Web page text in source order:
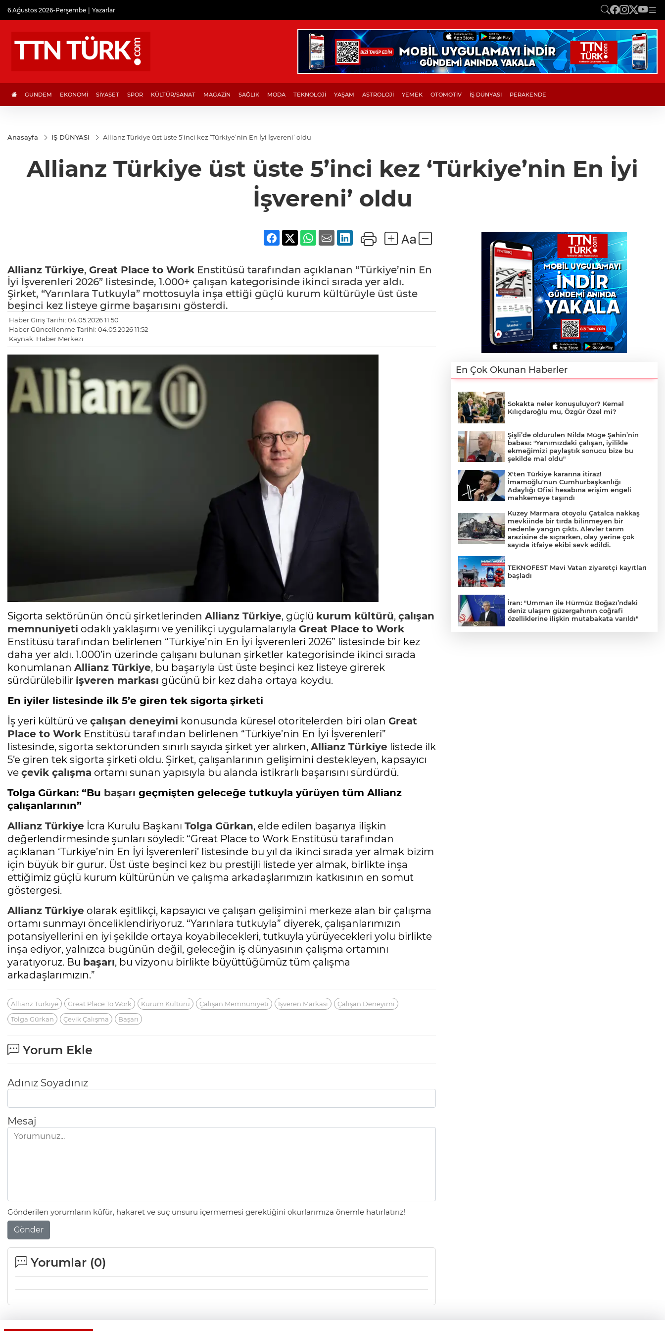
6 Ağustos 2026-Perşembe Yazarlar
GÜNDEM EKONOMİ SİYASET SPOR KÜLTÜR/SANAT MAGAZİN SAĞLIK MODA TEKNOLOJİ YAŞAM ASTROLOJİ YEMEK OTOMOTİV İŞ DÜNYASI PERAKENDE
Anasayfa İŞ DÜNYASI Allianz Türkiye üst üste 5’inci kez ‘Türkiye’nin En İyi İşvereni’ oldu
Allianz Türkiye üst üste 5’inci kez ‘Türkiye’nin En İyi
İşvereni’ oldu
Allianz Türkiye, Great Place to Work Enstitüsü tarafından açıklanan “Türkiye’nin En
İyi İşverenleri 2026” listesinde, 1.000+ çalışan kategorisinde ikinci sırada yer aldı.
Şirket, “Yarınlara Tutkuyla” mottosuyla inşa ettiği güçlü kurum kültürüyle üst üste
beşinci kez listeye girme başarısını gösterdi.
Haber Giriş Tarihi: 04.05.2026 11:50
Haber Güncellenme Tarihi: 04.05.2026 11:52
Kaynak: Haber Merkezi
Sigorta sektörünün öncü şirketlerinden Allianz Türkiye, güçlü kurum kültürü, çalışan
memnuniyeti odaklı yaklaşımı ve yenilikçi uygulamalarıyla Great Place to Work
Enstitüsü tarafından belirlenen “Türkiye’nin En İyi İşverenleri 2026” listesinde bir kez
daha yer aldı. 1.000’in üzerinde çalışanı bulunan şirketler kategorisinde ikinci sırada
konumlanan Allianz Türkiye, bu başarıyla üst üste beşinci kez listeye girerek
sürdürülebilir işveren markası gücünü bir kez daha ortaya koydu.
En iyiler listesinde ilk 5’e giren tek sigorta şirketi
İş yeri kültürü ve çalışan deneyimi konusunda küresel otoritelerden biri olan Great
Place to Work Enstitüsü tarafından belirlenen “Türkiye’nin En İyi İşverenleri”
listesinde, sigorta sektöründen sınırlı sayıda şirket yer alırken, Allianz Türkiye listede ilk
5’e giren tek sigorta şirketi oldu. Şirket, çalışanlarının gelişimini destekleyen, kapsayıcı
ve çevik çalışma ortamı sunan yapısıyla bu alanda istikrarlı başarısını sürdürdü.
Tolga Gürkan: “Bu başarı geçmişten geleceğe tutkuyla yürüyen tüm Allianz
çalışanlarının”
Allianz Türkiye İcra Kurulu Başkanı Tolga Gürkan, elde edilen başarıya ilişkin
değerlendirmesinde şunları söyledi: “Great Place to Work Enstitüsü tarafından
açıklanan ‘Türkiye’nin En İyi İşverenleri’ listesinde bu yıl da ikinci sırada yer almak bizim
için büyük bir gurur. Üst üste beşinci kez bu prestijli listede yer almak, birlikte inşa
ettiğimiz güçlü kurum kültürünün ve çalışma arkadaşlarımızın katkısının en somut
göstergesi.
Allianz Türkiye olarak eşitlikçi, kapsayıcı ve çalışan gelişimini merkeze alan bir çalışma
ortamı sunmayı önceliklendiriyoruz. “Yarınlara tutkuyla” diyerek, çalışanlarımızın
potansiyellerini en iyi şekilde ortaya koyabilecekleri, tutkuyla yürüyecekleri yolu birlikte
inşa ediyor, yalnızca bugünün değil, geleceğin iş dünyasının çalışma ortamını
yaratıyoruz. Bu başarı, bu vizyonu birlikte büyüttüğümüz tüm çalışma
arkadaşlarımızın.”
Allianz Türkiye Great Place To Work Kurum Kültürü Çalışan Memnuniyeti Işveren Markası
Çalışan Deneyimi
Tolga Gürkan
Çevik Çalışma Başarı
Yorum Ekle
Adınız Soyadınız
Mesaj
Gönderilen yorumların küfür, hakaret ve suç unsuru içermemesi gerektiğini okurlarımıza önemle hatırlatırız!
Gönder
Yorumlar (0)
En Çok Okunan Haberler
Sokakta neler konuşuluyor? Kemal
Kılıçdaroğlu mu, Özgür Özel mi?
Şişli’de öldürülen Nilda Müge Şahin’nin
babası: "Yanımızdaki çalışan, iyilikle
ekmeğimizi paylaştık sonucu bize bu
şekilde mal oldu"
X'ten Türkiye kararına itiraz!
İmamoğlu'nun Cumhurbaşkanlığı
Adaylığı Ofisi hesabına erişim engeli
mahkemeye taşındı
Kuzey Marmara otoyolu Çatalca nakkaş
mevkiinde bir tırda bilinmeyen bir
nedenle yangın çıktı. Alevler tarım
arazisine de sıçrarken, olay yerine çok
sayıda itfaiye ekibi sevk edildi.
TEKNOFEST Mavi Vatan ziyaretçi kayıtları
başladı
İran: "Umman ile Hürmüz Boğazı’ndaki
deniz ulaşım güzergahının coğrafi
özelliklerine ilişkin mutabakata varıldı"